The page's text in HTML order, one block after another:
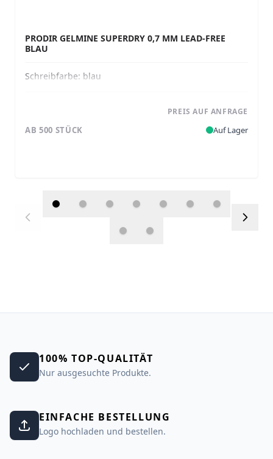
PRODIR GELMINE SUPERDRY 0,7 MM LEAD-FREE
BLAU
Schreibfarbe: blau
PREIS AUF ANFRAGE
AB 500 STÜCK Auf Lager
100% TOP-QUALITÄT
Nur ausgesuchte Produkte.
EINFACHE BESTELLUNG
Logo hochladen und bestellen.